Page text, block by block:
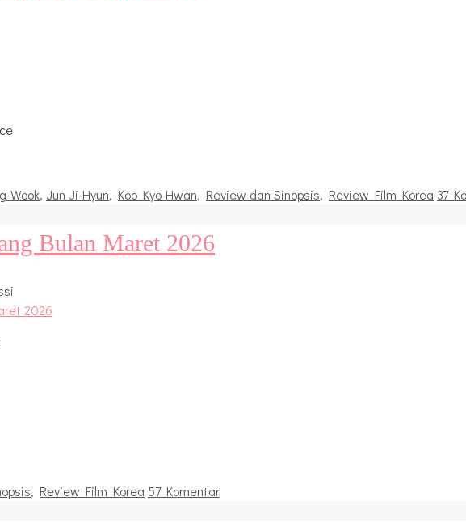
Wook, Jun Ji-Hyun, Koo Kyo-Hwan, Review dan Sinopsis, Review Film Korea 37
Bulan Maret 2026
, Review Film Korea 57 Komentar